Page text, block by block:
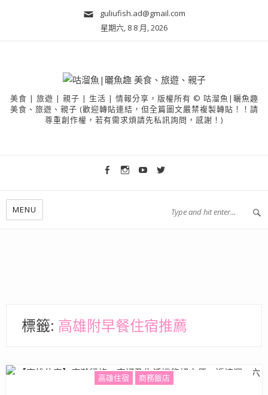
guliufish.ad@gmail.com
星期六, 8 8 月, 2026
美食 | 旅遊 | 親子 | 生活 | 情報分享，版權所有 © 咕溜魚|曬魚趣
美食、旅遊、親子 (歡迎轉貼連結，但全篇圖文嚴禁複製轉貼！！請
尊重創作權，若有需求煩請先私訊詢問，感謝！)
MENU
標籤: 高雄附早餐住宿推薦
高雄住宿 商務飯店